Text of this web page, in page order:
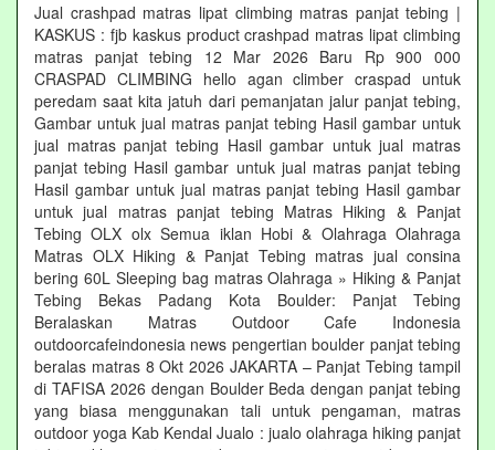
Jual crashpad matras lipat climbing matras panjat tebing |
KASKUS : fjb kaskus product crashpad matras lipat climbing
matras panjat tebing 12 Mar 2026 Baru Rp 900 000
CRASPAD CLIMBING hello agan climber craspad untuk
peredam saat kita jatuh dari pemanjatan jalur panjat tebing,
Gambar untuk jual matras panjat tebing Hasil gambar untuk
jual matras panjat tebing Hasil gambar untuk jual matras
panjat tebing Hasil gambar untuk jual matras panjat tebing
Hasil gambar untuk jual matras panjat tebing Hasil gambar
untuk jual matras panjat tebing Matras Hiking & Panjat
Tebing OLX olx Semua iklan Hobi & Olahraga Olahraga
Matras OLX Hiking & Panjat Tebing matras jual consina
bering 60L Sleeping bag matras Olahraga » Hiking & Panjat
Tebing Bekas Padang Kota Boulder: Panjat Tebing
Beralaskan Matras Outdoor Cafe Indonesia
outdoorcafeindonesia news pengertian boulder panjat tebing
beralas matras 8 Okt 2026 JAKARTA – Panjat Tebing tampil
di TAFISA 2026 dengan Boulder Beda dengan panjat tebing
yang biasa menggunakan tali untuk pengaman, matras
outdoor yoga Kab Kendal Jualo : jualo olahraga hiking panjat